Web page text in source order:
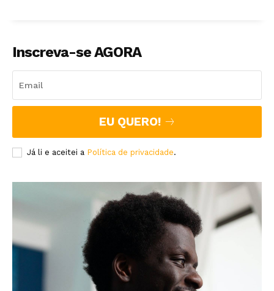
Inscreva-se AGORA
EU QUERO!
Já li e aceitei a Política de privacidade.